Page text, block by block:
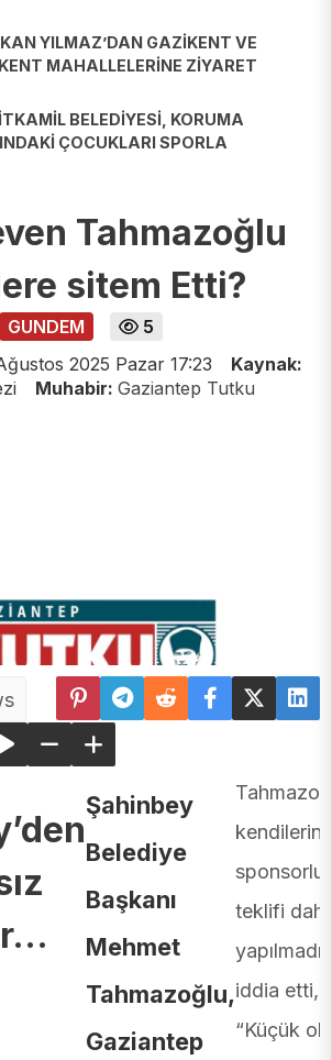
YILMAZ’DAN GAZİKENT VE
MAHALLELERİNE ZİYARET
BELEDİYESİ, KORUMA
ÇOCUKLARI SPORLA
Tahmazoğlu
sitem Etti?
GUNDEM
5
2025 Pazar 17:23
Kaynak:
Muhabir: Gaziantep Tutku
Şahinbey
Belediye
Başkanı
Mehmet
Tahmazoğlu,
Gaziantep
kendilerine
teklifi dahi
iddia etti,
“Küçük